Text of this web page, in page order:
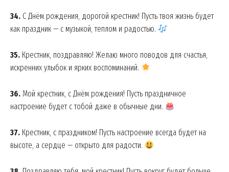
Contact us
My account
34. С Днём рождения, дорогой крестник! Пусть твоя жизнь будет
как праздник — с музыкой, теплом и радостью.
35. Крестник, поздравляю! Желаю много поводов для счастья,
искренних улыбок и ярких воспоминаний.
36. Мой крестник, с Днём рождения! Пусть праздничное
настроение будет с тобой даже в обычные дни.
37. Крестник, с праздником! Пусть настроение всегда будет на
высоте, а сердце — открыто для радости.